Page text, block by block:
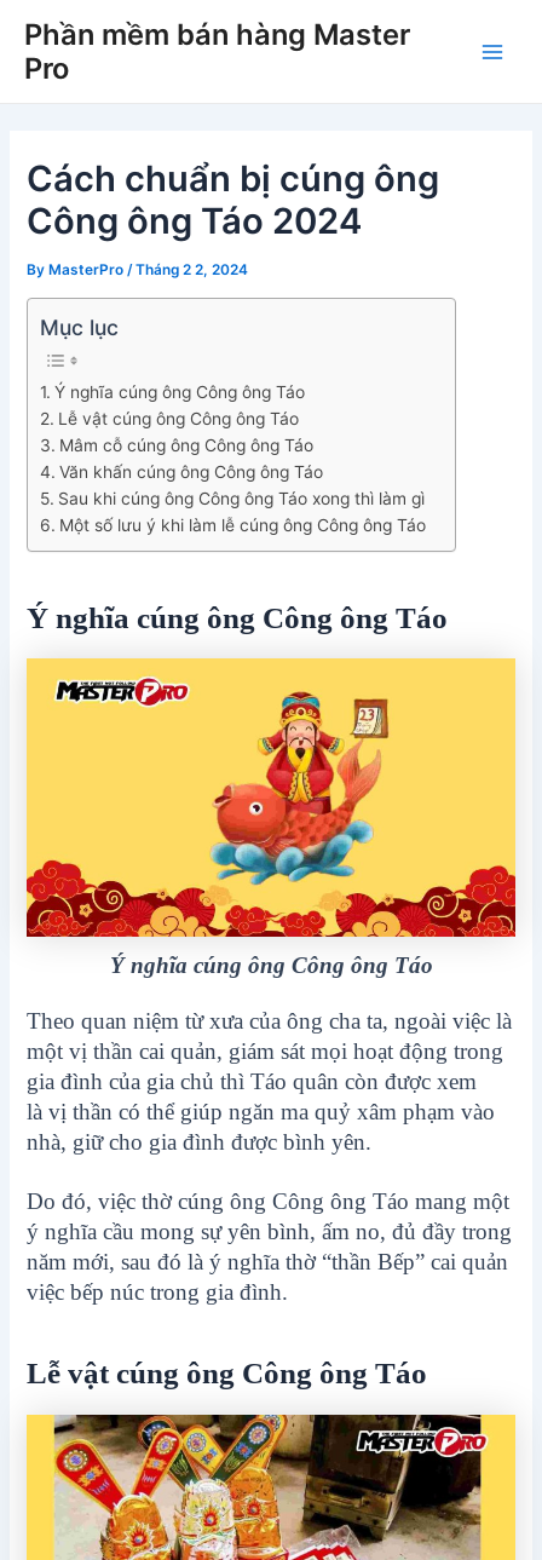
content
Phần mềm bán hàng Master
Pro
Cách chuẩn bị cúng ông
Công ông Táo 2024
By MasterPro/Tháng 2 2, 2024
Mục lục
Ý nghĩa cúng ông Công ông Táo
Lễ vật cúng ông Công ông Táo
Mâm cỗ cúng ông Công ông Táo
Văn khấn cúng ông Công ông Táo
Sau khi cúng ông Công ông Táo xong thì làm gì
Một số lưu ý khi làm lễ cúng ông Công ông Táo
Ý nghĩa cúng ông Công ông Táo
Ý nghĩa cúng ông Công ông Táo
Theo quan niệm từ xưa của ông cha ta, ngoài việc là
một vị thần cai quản, giám sát mọi hoạt động trong
gia đình của gia chủ thì Táo quân còn được xem
là vị thần có thể giúp ngăn ma quỷ xâm phạm vào
nhà, giữ cho gia đình được bình yên.
Do đó, việc thờ cúng ông Công ông Táo mang một
ý nghĩa cầu mong sự yên bình, ấm no, đủ đầy trong
năm mới, sau đó là ý nghĩa thờ “thần Bếp” cai quản
việc bếp núc trong gia đình.
Lễ vật cúng ông Công ông Táo